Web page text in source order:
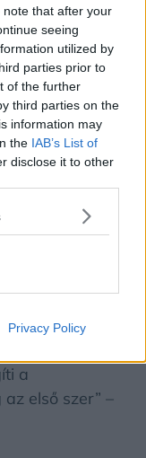
that after your
seeing
utilized by
parties prior to
of the further
third parties on the
information may
the IAB’s List of
disclose it to other
Privacy Policy
mikor
pedig az első
tanulmány
nem nyerünk
„Én a
a homeopátiát
ha a kismama
ezért nem
készült szert
arnica
a
első szer” –